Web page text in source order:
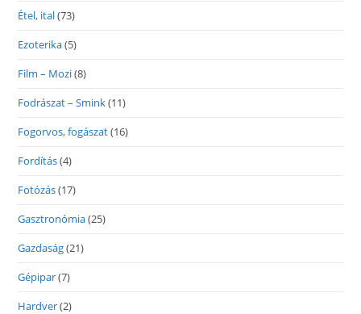
Étel, ital(73)
Ezoterika(5)
Film – Mozi(8)
Fodrászat – Smink(11)
Fogorvos, fogászat(16)
Fordítás(4)
Fotózás(17)
Gasztronómia(25)
Gazdaság(21)
Gépipar(7)
Hardver(2)